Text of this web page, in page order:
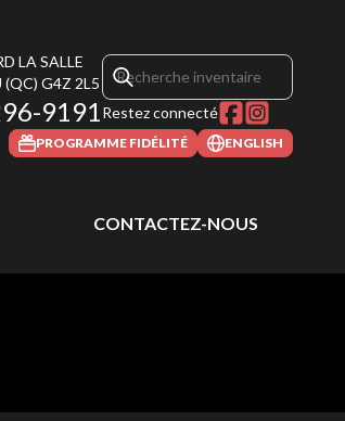
LA SALLE
(QC) G4Z 2L5
9191Restez connecté
PROGRAMME FIDÉLITÉ ENGLISH
CONTACTEZ-NOUS